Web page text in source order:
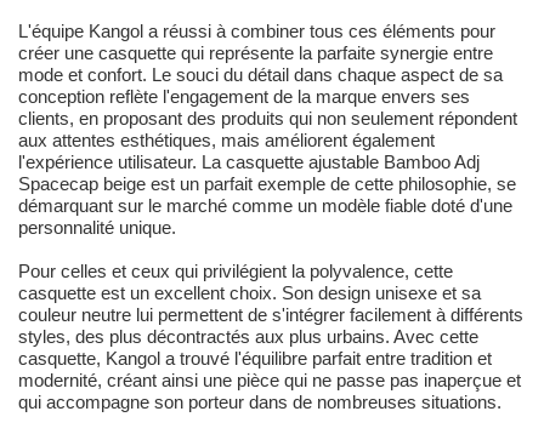
L'équipe Kangol a réussi à combiner tous ces éléments pour
créer une casquette qui représente la parfaite synergie entre
mode et confort. Le souci du détail dans chaque aspect de sa
conception reflète l'engagement de la marque envers ses
clients, en proposant des produits qui non seulement répondent
aux attentes esthétiques, mais améliorent également
l'expérience utilisateur. La casquette ajustable Bamboo Adj
Spacecap beige est un parfait exemple de cette philosophie, se
démarquant sur le marché comme un modèle fiable doté d'une
personnalité unique.
Pour celles et ceux qui privilégient la polyvalence, cette
casquette est un excellent choix. Son design unisexe et sa
couleur neutre lui permettent de s'intégrer facilement à différents
styles, des plus décontractés aux plus urbains. Avec cette
casquette, Kangol a trouvé l'équilibre parfait entre tradition et
modernité, créant ainsi une pièce qui ne passe pas inaperçue et
qui accompagne son porteur dans de nombreuses situations.